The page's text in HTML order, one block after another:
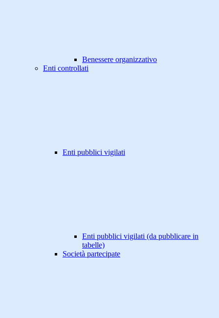
Benessere organizzativo
Enti controllati
Enti pubblici vigilati
Enti pubblici vigilati (da pubblicare in
tabelle)
Società partecipate